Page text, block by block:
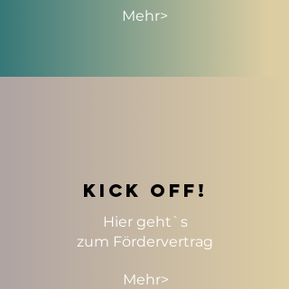
Mehr>
kick off!
Hier geht`s
zum Fördervertrag
Mehr>